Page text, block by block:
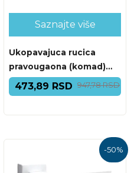
Saznajte više
Ukopavajuca rucica
pravougaona (komad)
3663AC F.16 HROM MAT
473,89 RSD 947,78 RSD
-50%